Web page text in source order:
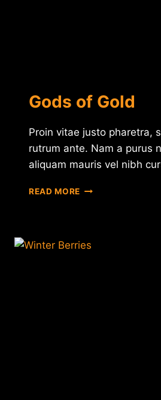
Gods of Gold
Proin vitae justo pharetra,
rutrum ante. Nam a purus
aliquam mauris vel nibh
READ MORE GODS